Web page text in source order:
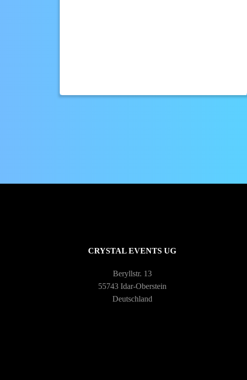
CRYSTAL EVENTS UG
Beryllstr. 13
55743 Idar-Oberstein
Deutschland